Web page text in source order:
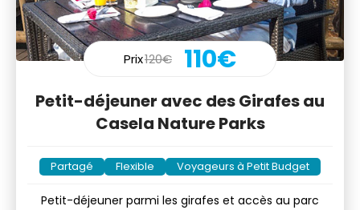
Prix120€ 110€
Petit-déjeuner avec des Girafes au
Casela Nature Parks
Partagé Flexible Voyageurs à Petit Budget
Petit-déjeuner parmi les girafes et accès au parc